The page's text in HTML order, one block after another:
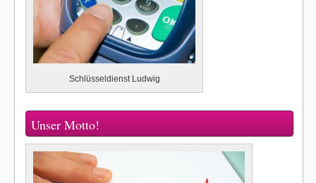
Schlüsseldienst Ludwig
Unser Motto!